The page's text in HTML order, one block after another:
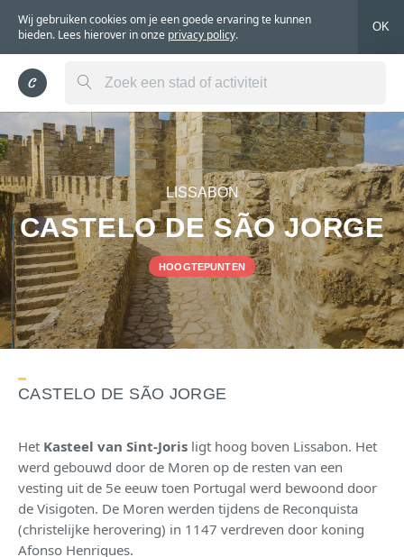
Wij gebruiken cookies om je een goede ervaring te kunnen
bieden. Lees hierover in onze privacy policy.
OK
LISSABON
CASTELO DE SÃO JORGE
HOOGTEPUNTEN
CASTELO DE SÃO JORGE
Het Kasteel van Sint-Joris ligt hoog boven Lissabon. Het
werd gebouwd door de Moren op de resten van een
vesting uit de 5e eeuw toen Portugal werd bewoond door
de Visigoten. De Moren werden tijdens de Reconquista
(christelijke herovering) in 1147 verdreven door koning
Afonso Henriques.